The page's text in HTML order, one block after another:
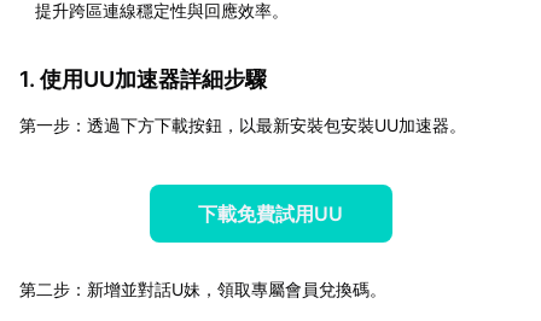
提升跨區連線穩定性與回應效率。
1. 使用UU加速器詳細步驟
第一步：透過下方下載按鈕，以最新安裝包安裝UU加速器。
下載免費試用UU
第二步：新增並對話U妹，領取專屬會員兌換碼。